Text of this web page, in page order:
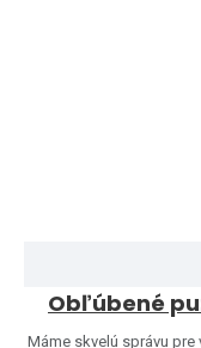
Máme skvelú správu